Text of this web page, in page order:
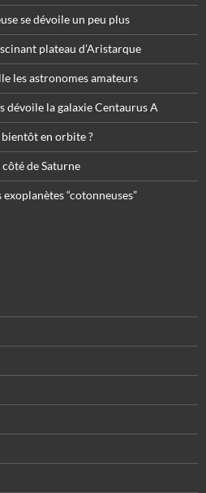
se dévoile un peu plus
plateau d’Aristarque
les astronomes amateurs
dévoile la galaxie Centaurus A
en orbite ?
de Saturne
“cotonneuses”